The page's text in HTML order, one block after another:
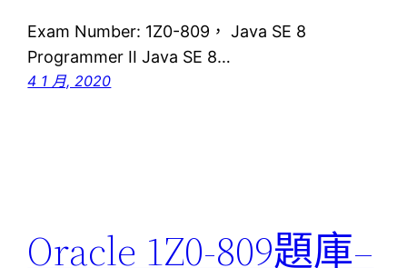
Exam Number: 1Z0-809， Java SE 8
Programmer II Java SE 8…
4 1 月, 2020
Oracle 1Z0-809題庫–